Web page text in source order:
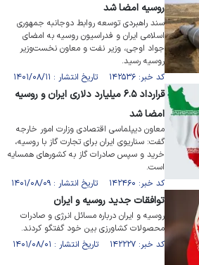
روسیه امضا شد
سند راهبردی توسعه روابط دوجانبه جمهوری
اسلامی ایران و فدراسیون روسیه به امضای
جواد اوجی، وزیر نفت و معاون نخست‌وزیر
روسیه رسید.
کد خبر: ۱۴۲۵۳۶ تاریخ انتشار : ۱۴۰۱/۰۸/۱۱
قرارداد ۶.۵ میلیارد دلاری ایران و روسیه
امضا شد
معاون دیپلماسی اقتصادی وزارت امور خارجه
گفت: سناریوی ایران برای تجارت گاز با روسیه،
خرید و سپس صادرات گاز به کشور‌های همسایه
است.
کد خبر: ۱۴۲۴۶۰ تاریخ انتشار : ۱۴۰۱/۰۸/۰۹
توافقات جدید روسیه و ایران
روسیه و ایران درباره مسائل انرژی و صادرات
محصولات کشاورزی بین خود گفتگو کردند.
کد خبر: ۱۴۲۲۲۷ تاریخ انتشار : ۱۴۰۱/۰۸/۰۱